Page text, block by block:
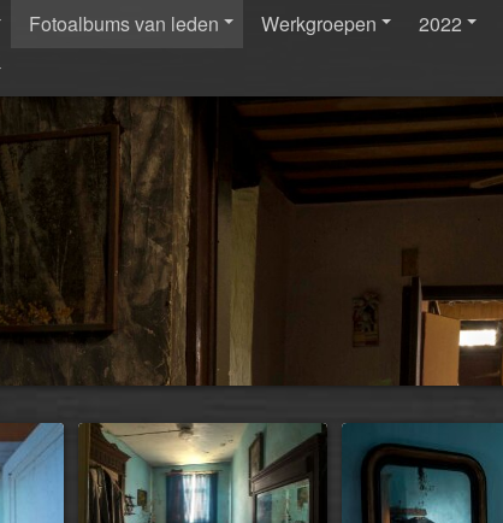
Fotoalbums van leden Werkgroepen 2022